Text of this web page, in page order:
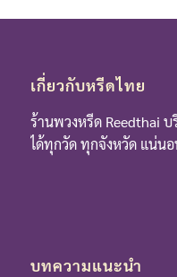
เกี่ยวกับหรีดไทย
ร้านพวงหรีด Reedthai
ได้ทุกวัด ทุกจังหวัด แน่นอ
บทความแนะนำ